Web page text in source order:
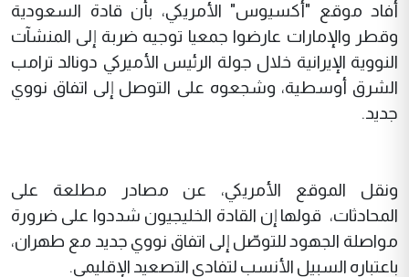
أفاد موقع "أكسيوس" الأمريكي، بأن قادة السعودية
وقطر والإمارات عارضوا جمعيا توجيه ضربة إلى المنشآت
النووية الإيرانية خلال جولة الرئيس الأميركي دونالد ترامب
الشرق أوسطية، وشجعوه على التوصل إلى اتفاق نووي
جديد.
ونقل الموقع الأمريكي، عن مصادر مطلعة على
المحادثات، قولها إن القادة الخليجيون شددوا على ضرورة
مواصلة الجهود للتوصّل إلى اتفاق نووي جديد مع طهران،
باعتباره السبيل الأنسب لتفادي التصعيد الإقليمي.